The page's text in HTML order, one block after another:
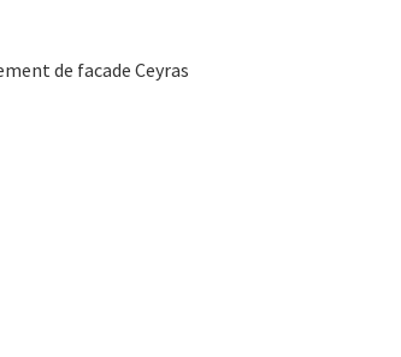
de facade Ceyras